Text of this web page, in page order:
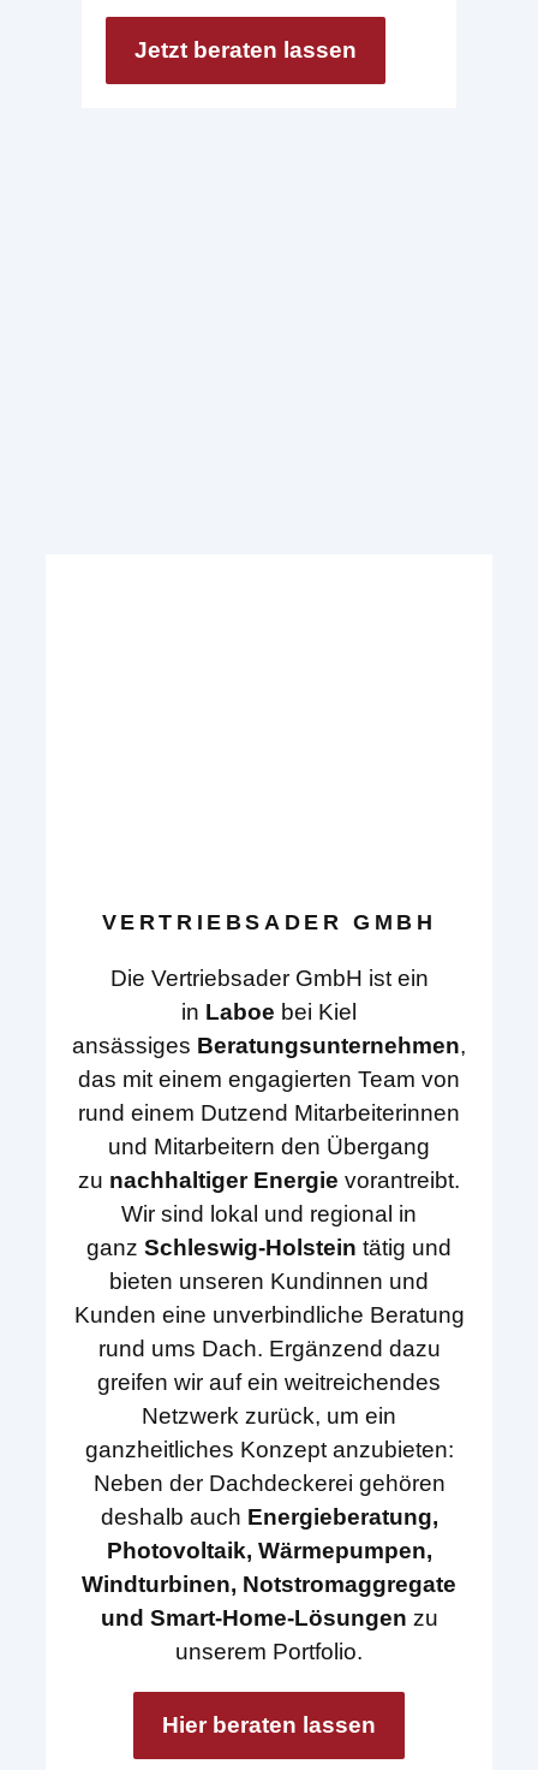
Jetzt beraten lassen
VERTRIEBSADER GMBH
Die Vertriebsader GmbH ist ein
in Laboe bei Kiel
ansässiges Beratungsunternehmen,
das mit einem engagierten Team von
rund einem Dutzend Mitarbeiterinnen
und Mitarbeitern den Übergang
zu nachhaltiger Energie vorantreibt.
Wir sind lokal und regional in
ganz Schleswig-Holstein tätig und
bieten unseren Kundinnen und
Kunden eine unverbindliche Beratung
rund ums Dach. Ergänzend dazu
greifen wir auf ein weitreichendes
Netzwerk zurück, um ein
ganzheitliches Konzept anzubieten:
Neben der Dachdeckerei gehören
deshalb auch Energieberatung,
Photovoltaik, Wärmepumpen,
Windturbinen, Notstromaggregate
und Smart-Home-Lösungen zu
unserem Portfolio.
Hier beraten lassen